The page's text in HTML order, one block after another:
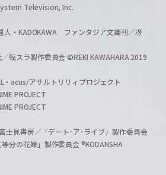
Television, Inc.
・KADOKAWA ファンタジア文庫刊／冴
転スラ製作委員会 ©REKI KAWAHARA 2019
・acus/アサルトリリィプロジェクト
PROJECT
PROJECT
士見書房／「デート･ア･ライブ」製作委員会
分の花嫁」製作委員会 ®KODANSHA